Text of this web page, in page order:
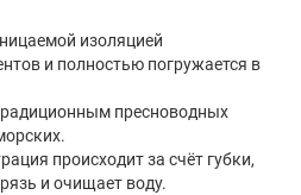
изоляцией
и полностью погружается в
пресноводных
происходит за счёт губки,
и очищает воду.